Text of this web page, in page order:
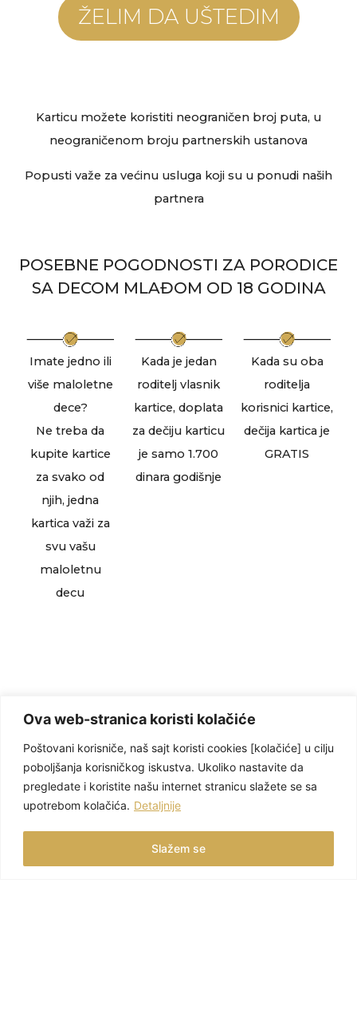
Ova web-stranica koristi kolačiće
Poštovani korisniče, naš sajt koristi cookies [kolačiće] u cilju
poboljšanja korisničkog iskustva. Ukoliko nastavite da
pregledate i koristite našu internet stranicu slažete se sa
upotrebom kolačića. Detaljnije
Slažem se
ŽELIM DA UŠTEDIM
Karticu možete koristiti neograničen broj puta, u
neograničenom broju partnerskih ustanova
Popusti važe za većinu usluga koji su u ponudi naših
partnera
POSEBNE POGODNOSTI ZA PORODICE
SA DECOM MLAĐOM OD 18 GODINA
Imate jedno ili
više maloletne
dece?
Ne treba da
kupite kartice
za svako od
njih, jedna
kartica važi za
svu vašu
maloletnu
decu
Kada je jedan
roditelj vlasnik
kartice, doplata
za dečiju karticu
je samo 1.700
dinara godišnje
Kada su oba
roditelja
korisnici kartice,
dečija kartica je
GRATIS